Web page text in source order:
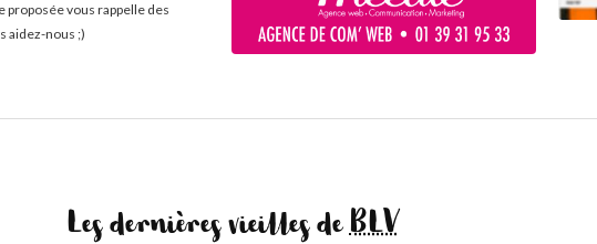
proposée vous rappelle des
aidez-nous ;)
Les dernières vieilles deBLV